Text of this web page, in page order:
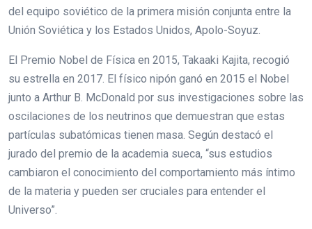
del equipo soviético de la primera misión conjunta entre la
Unión Soviética y los Estados Unidos, Apolo-Soyuz.
El Premio Nobel de Física en 2015, Takaaki Kajita, recogió
su estrella en 2017. El físico nipón ganó en 2015 el Nobel
junto a Arthur B. McDonald por sus investigaciones sobre las
oscilaciones de los neutrinos que demuestran que estas
partículas subatómicas tienen masa. Según destacó el
jurado del premio de la academia sueca, “sus estudios
cambiaron el conocimiento del comportamiento más íntimo
de la materia y pueden ser cruciales para entender el
Universo”.